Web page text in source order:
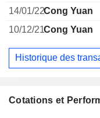
Cotations et
14/01/22Cong Yuan
10/12/21Cong Yuan
Historique des